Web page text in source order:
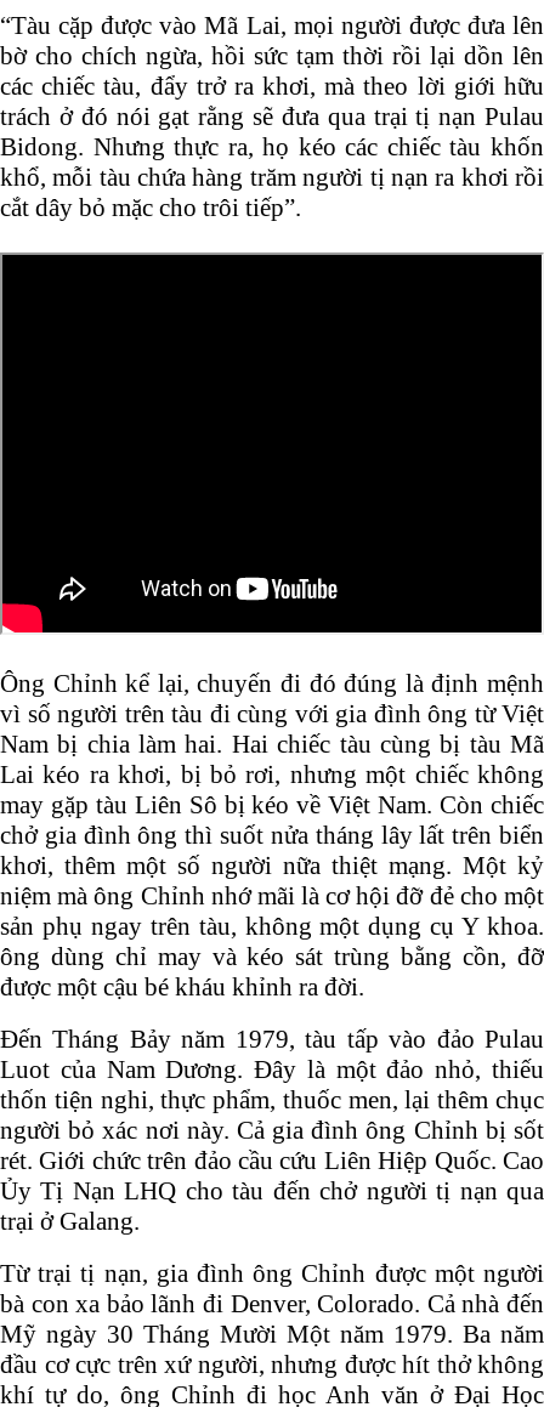
“Tàu cặp được vào Mã Lai, mọi người được đưa lên
bờ cho chích ngừa, hồi sức tạm thời rồi lại dồn lên
các chiếc tàu, đẩy trở ra khơi, mà theo lời giới hữu
trách ở đó nói gạt rằng sẽ đưa qua trại tị nạn Pulau
Bidong. Nhưng thực ra, họ kéo các chiếc tàu khốn
khổ, mỗi tàu chứa hàng trăm người tị nạn ra khơi rồi
cắt dây bỏ mặc cho trôi tiếp”.
Ông Chỉnh kể lại, chuyến đi đó đúng là định mệnh
vì số người trên tàu đi cùng với gia đình ông từ Việt
Nam bị chia làm hai. Hai chiếc tàu cùng bị tàu Mã
Lai kéo ra khơi, bị bỏ rơi, nhưng một chiếc không
may gặp tàu Liên Sô bị kéo về Việt Nam. Còn chiếc
chở gia đình ông thì suốt nửa tháng lây lất trên biển
khơi, thêm một số người nữa thiệt mạng. Một kỷ
niệm mà ông Chỉnh nhớ mãi là cơ hội đỡ đẻ cho một
sản phụ ngay trên tàu, không một dụng cụ Y khoa.
ông dùng chỉ may và kéo sát trùng bằng cồn, đỡ
được một cậu bé kháu khỉnh ra đời.
Đến Tháng Bảy năm 1979, tàu tấp vào đảo Pulau
Luot của Nam Dương. Đây là một đảo nhỏ, thiếu
thốn tiện nghi, thực phẩm, thuốc men, lại thêm chục
người bỏ xác nơi này. Cả gia đình ông Chỉnh bị sốt
rét. Giới chức trên đảo cầu cứu Liên Hiệp Quốc. Cao
Ủy Tị Nạn LHQ cho tàu đến chở người tị nạn qua
trại ở Galang.
Từ trại tị nạn, gia đình ông Chỉnh được một người
bà con xa bảo lãnh đi Denver, Colorado. Cả nhà đến
Mỹ ngày 30 Tháng Mười Một năm 1979. Ba năm
đầu cơ cực trên xứ người, nhưng được hít thở không
khí tự do, ông Chỉnh đi học Anh văn ở Đại Học